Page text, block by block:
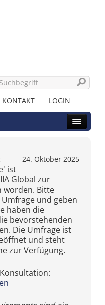
KONTAKT LOGIN
24. Oktober 2025
ist
Global zur
worden. Bitte
und geben
haben die
bevorstehenden
Die Umfrage ist
und steht
zur Verfügung.